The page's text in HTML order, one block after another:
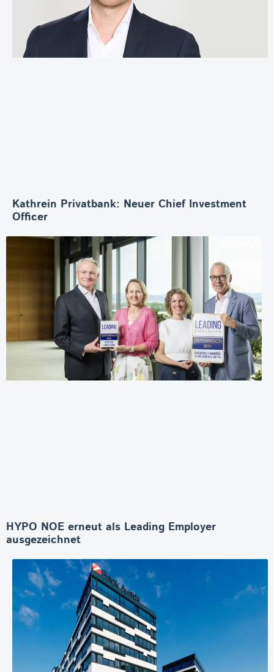
Kathrein Privatbank: Neuer Chief Investment
Officer
HYPO NOE erneut als Leading Employer
ausgezeichnet